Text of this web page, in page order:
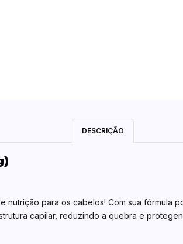
DESCRIÇÃO
nutrição para os cabelos! Com sua fórmula
capilar, reduzindo a quebra e